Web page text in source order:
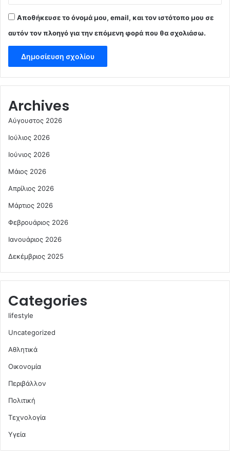
Αποθήκευσε το όνομά μου, email, και τον ιστότοπο μου σε
αυτόν τον πλοηγό για την επόμενη φορά που θα σχολιάσω.
Archives
Αύγουστος 2026
Ιούλιος 2026
Ιούνιος 2026
Μάιος 2026
Απρίλιος 2026
Μάρτιος 2026
Φεβρουάριος 2026
Ιανουάριος 2026
Δεκέμβριος 2025
Categories
lifestyle
Uncategorized
Αθλητικά
Οικονομία
Περιβάλλον
Πολιτική
Τεχνολογία
Υγεία